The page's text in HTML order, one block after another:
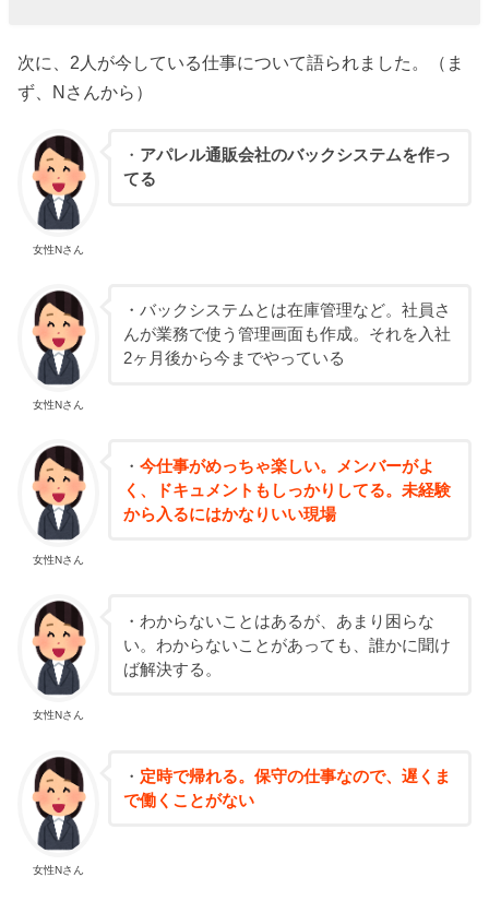
次に、2人が今している仕事について語られました。（ま
ず、Nさんから）
女性Nさん
・ アパレル通販会社のバックシステムを作っ
てる
女性Nさん
・バックシステムとは在庫管理など。社員さ
んが業務で使う管理画面も作成。それを入社
2ヶ月後から今までやっている
女性Nさん
・ 今仕事がめっちゃ楽しい。メンバーがよ
く、ドキュメントもしっかりしてる。未経験
から入るにはかなりいい現場
女性Nさん
・わからないことはあるが、あまり困らな
い。わからないことがあっても、誰かに聞け
ば解決する。
女性Nさん
・ 定時で帰れる。保守の仕事なので、遅くま
で働くことがない